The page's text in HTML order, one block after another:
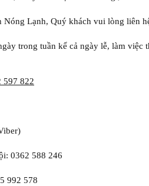
Lạnh, Quý khách vui lòng liên
trong tuần kể cả ngày lễ, làm việc
597 822
0362 588 246
992 578